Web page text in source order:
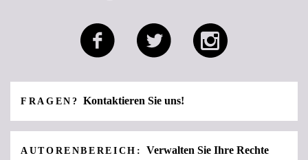
FRAGEN?Kontaktieren Sie uns!
AUTORENBEREICH: Verwalten Sie Ihre Rechte